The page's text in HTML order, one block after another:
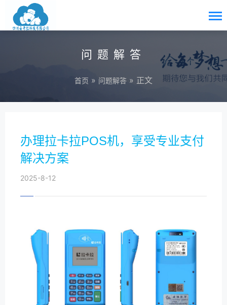
问题解答
首页 » 问题解答 » 正文
办理拉卡拉POS机，享受专业支付
解决方案
2025-8-12